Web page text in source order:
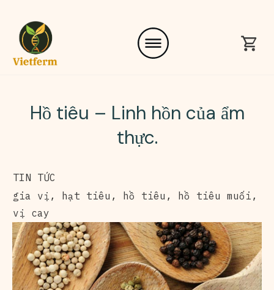
Hồ tiêu – Linh hồn của ẩm
thực.
TIN TỨC
gia vị , hạt tiêu , hồ tiêu , hồ tiêu muối ,
vị cay